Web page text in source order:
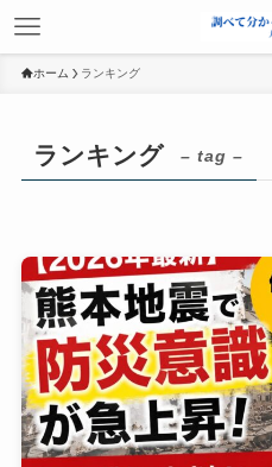
ホーム ランキング
ランキング – tag –